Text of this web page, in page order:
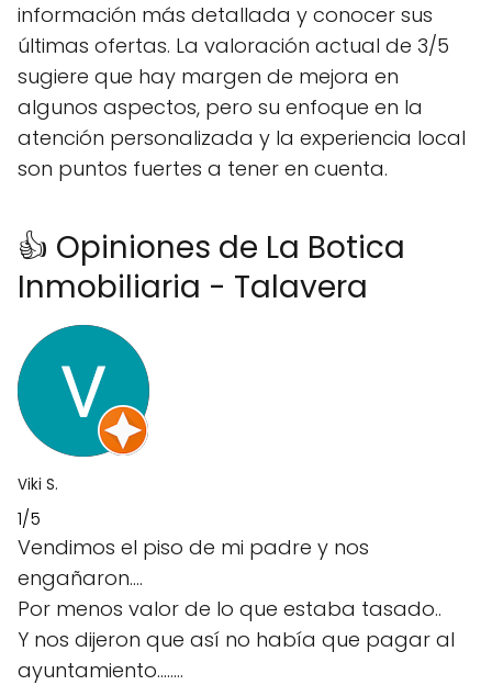
información más detallada y conocer sus
últimas ofertas. La valoración actual de 3/5
sugiere que hay margen de mejora en
algunos aspectos, pero su enfoque en la
atención personalizada y la experiencia local
son puntos fuertes a tener en cuenta.
👍 Opiniones de La Botica
Inmobiliaria - Talavera
Viki S.
1/5
Vendimos el piso de mi padre y nos
engañaron....
Por menos valor de lo que estaba tasado..
Y nos dijeron que así no había que pagar al
ayuntamiento........